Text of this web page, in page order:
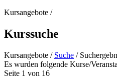
Kursangebote /
Kurssuche
Kursangebote / Suche /
Es wurden folgende Kurse/
Seite 1 von 16